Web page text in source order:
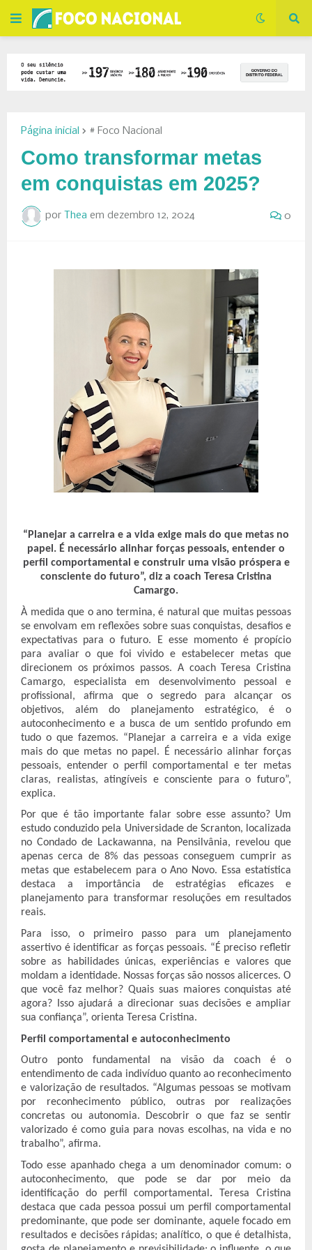
Página inicial # Foco Nacional
Como transformar metas
em conquistas em 2025?
por Thea em dezembro 12, 2024 0
“Planejar a carreira e a vida exige mais do que metas no
papel. É necessário alinhar forças pessoais, entender o
perfil comportamental e construir uma visão próspera e
consciente do futuro”, diz a coach Teresa Cristina
Camargo.
À medida que o ano termina, é natural que muitas pessoas
se envolvam em reflexões sobre suas conquistas, desafios e
expectativas para o futuro. E esse momento é propício
para avaliar o que foi vivido e estabelecer metas que
direcionem os próximos passos. A coach Teresa Cristina
Camargo, especialista em desenvolvimento pessoal e
profissional, afirma que o segredo para alcançar os
objetivos, além do planejamento estratégico, é o
autoconhecimento e a busca de um sentido profundo em
tudo o que fazemos. “Planejar a carreira e a vida exige
mais do que metas no papel. É necessário alinhar forças
pessoais, entender o perfil comportamental e ter metas
claras, realistas, atingíveis e consciente para o futuro”,
explica.
Por que é tão importante falar sobre esse assunto? Um
estudo conduzido pela Universidade de Scranton, localizada
no Condado de Lackawanna, na Pensilvânia, revelou que
apenas cerca de 8% das pessoas conseguem cumprir as
metas que estabelecem para o Ano Novo. Essa estatística
destaca a importância de estratégias eficazes e
planejamento para transformar resoluções em resultados
reais.
Para isso, o primeiro passo para um planejamento
assertivo é identificar as forças pessoais. “É preciso refletir
sobre as habilidades únicas, experiências e valores que
moldam a identidade. Nossas forças são nossos alicerces. O
que você faz melhor? Quais suas maiores conquistas até
agora? Isso ajudará a direcionar suas decisões e ampliar
sua confiança”, orienta Teresa Cristina.
Perfil comportamental e autoconhecimento
Outro ponto fundamental na visão da coach é o
entendimento de cada indivíduo quanto ao reconhecimento
e valorização de resultados. “Algumas pessoas se motivam
por reconhecimento público, outras por realizações
concretas ou autonomia. Descobrir o que faz se sentir
valorizado é como guia para novas escolhas, na vida e no
trabalho”, afirma.
Todo esse apanhado chega a um denominador comum: o
autoconhecimento, que pode se dar por meio da
identificação do perfil comportamental .
Teresa Cristina
destaca que cada pessoa possui um perfil comportamental
predominante, que pode ser dominante, aquele focado em
resultados e decisões rápidas; analítico, o que é detalhista,